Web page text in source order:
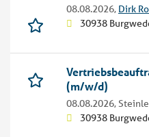
08.08.2026, Dirk
30938
(m/w/d)
08.08.2026,
30938